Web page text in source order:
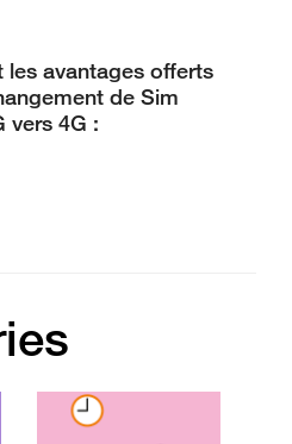
les avantages offerts
de Sim
vers 4G :